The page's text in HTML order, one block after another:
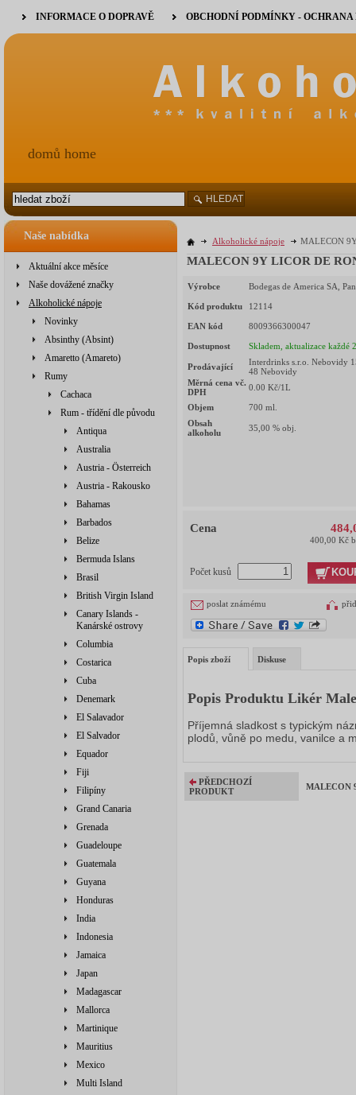
Naše nabídka
Aktuální akce měsíce
Naše dovážené značky
Alkoholické nápoje
Novinky
Absinthy (Absint)
Amaretto (Amareto)
Rumy
Cachaca
Rum - třídění dle původu
Antiqua
Australia
Austria - Österreich
Austria - Rakousko
Bahamas
Barbados
Belize
Bermuda Islans
Brasil
British Virgin Island
Canary Islands -
Kanárské ostrovy
Columbia
Costarica
Cuba
Denemark
El Salavador
El Salvador
Equador
Fiji
Filipíny
Grand Canaria
Grenada
Guadeloupe
Guatemala
Guyana
Honduras
India
Indonesia
Jamaica
Japan
Madagascar
Mallorca
Martinique
Mauritius
Mexico
Multi Island
Alkoholické nápoje MALECON
MALECON 9Y LICOR
Výrobce Bodegas de America SA,
Kód produktu 12114
EAN kód 8009366300047
Dostupnost Skladem, aktualizace každé
Prodávající
Interdrinks s.r.o. Nebovidy
48 Nebovidy
Měrná cena vč.
DPH
0.00 Kč/1L
Objem 700 ml.
Obsah
alkoholu
35,00 % obj.
Cena
400,00 Kč
Počet kusů
poslat známému
Popis zboží Diskuse
Popis Produktu Likér
Příjemná sladkost s typickým
plodů, vůně po medu, vanilce a
PŘEDCHOZÍ
PRODUKT
MALECON
INFORMACE O DOPRAVĚ OBCHODNÍ PODMÍNKY -
domů home
HLEDAT